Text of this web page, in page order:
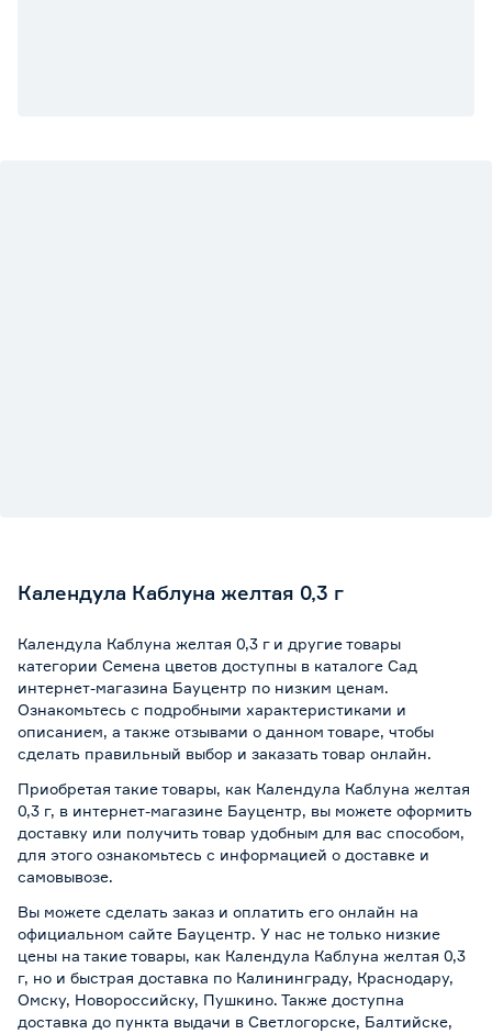
Календула Каблуна желтая 0,3 г
Календула Каблуна желтая 0,3 г и другие товары
категории Семена цветов доступны в каталоге Сад
интернет-магазина Бауцентр по низким ценам.
Ознакомьтесь с подробными характеристиками и
описанием, а также отзывами о данном товаре, чтобы
сделать правильный выбор и заказать товар онлайн.
Приобретая такие товары, как Календула Каблуна желтая
0,3 г, в интернет-магазине Бауцентр, вы можете оформить
доставку или получить товар удобным для вас способом,
для этого ознакомьтесь с информацией о доставке и
самовывозе.
Вы можете сделать заказ и оплатить его онлайн на
официальном сайте Бауцентр. У нас не только низкие
цены на такие товары, как Календула Каблуна желтая 0,3
г, но и быстрая доставка по Калининграду, Краснодару,
Омску, Новороссийску, Пушкино. Также доступна
доставка до пункта выдачи в Светлогорске, Балтийске,